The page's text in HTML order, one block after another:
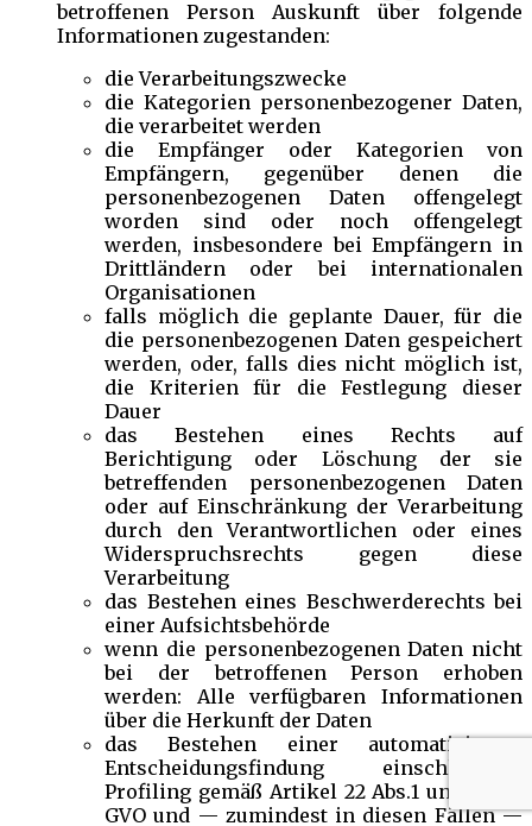
betroffenen Person Auskunft über folgende
Informationen zugestanden:
die Verarbeitungszwecke
die Kategorien personenbezogener Daten,
die verarbeitet werden
die Empfänger oder Kategorien von
Empfängern, gegenüber denen die
personenbezogenen Daten offengelegt
worden sind oder noch offengelegt
werden, insbesondere bei Empfängern in
Drittländern oder bei internationalen
Organisationen
falls möglich die geplante Dauer, für die
die personenbezogenen Daten gespeichert
werden, oder, falls dies nicht möglich ist,
die Kriterien für die Festlegung dieser
Dauer
das Bestehen eines Rechts auf
Berichtigung oder Löschung der sie
betreffenden personenbezogenen Daten
oder auf Einschränkung der Verarbeitung
durch den Verantwortlichen oder eines
Widerspruchsrechts gegen diese
Verarbeitung
das Bestehen eines Beschwerderechts bei
einer Aufsichtsbehörde
wenn die personenbezogenen Daten nicht
bei der betroffenen Person erhoben
werden: Alle verfügbaren Informationen
über die Herkunft der Daten
das Bestehen einer automatisierten
Entscheidungsfindung einschließlich
Profiling gemäß Artikel 22 Abs.1 und 4 DS-
GVO und — zumindest in diesen Fällen —